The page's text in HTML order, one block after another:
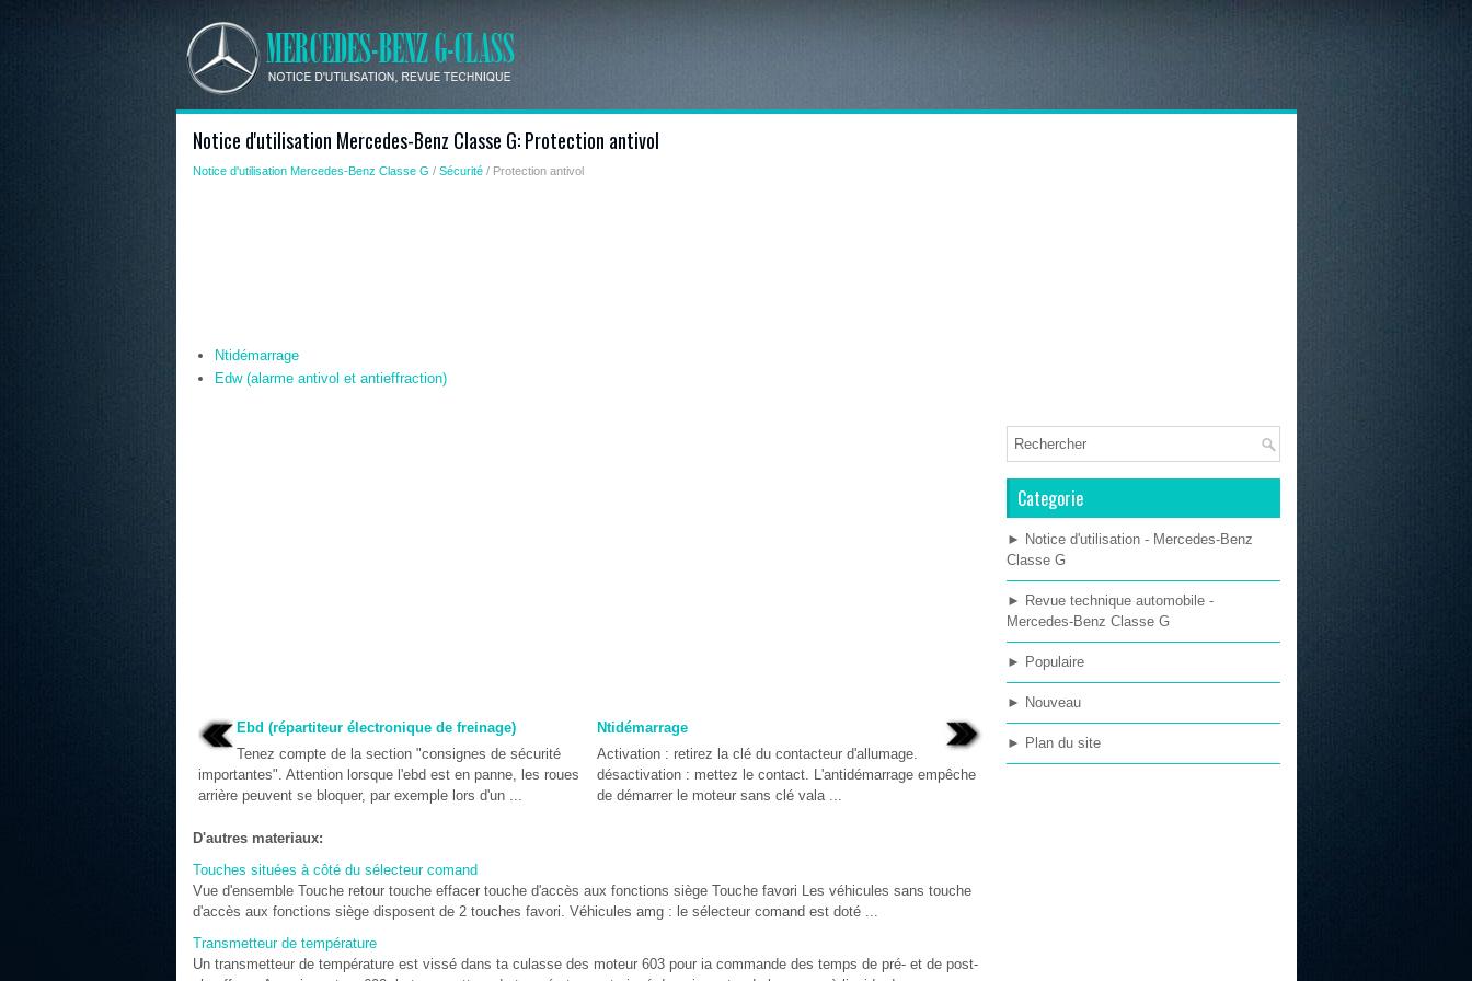
Notice d'utilisation Mercedes-Benz Classe G: Protection antivol
Notice d'utilisation Mercedes-Benz Classe G / Sécurité/ Protection antivol
Ntidémarrage
Edw (alarme antivol et antieffraction)
Ebd (répartiteur électronique de freinage)
Tenez compte de la section "consignes de sécurité
importantes". Attention lorsque l'ebd est en panne, les roues
arrière peuvent se bloquer, par exemple lors d'un ...
Ntidémarrage
Activation : retirez la clé du contacteur d'allumage.
désactivation : mettez le contact. L'antidémarrage empêche
de démarrer le moteur sans clé vala ...
D'autres materiaux:
Touches situées à côté du sélecteur comand
Vue d'ensemble Touche retour touche effacer touche d'accès aux fonctions siège Touche favori Les véhicules sans touche
d'accès aux fonctions siège disposent de 2 touches favori. Véhicules amg : le sélecteur comand est doté ...
Transmetteur de température
Un transmetteur de température est vissé dans ta culasse des moteur 603 pour ia commande des temps de pré- et de post-
Categorie
► Notice d'utilisation - Mercedes-Benz
Classe G
► Revue technique automobile -
Mercedes-Benz Classe G
► Populaire
► Nouveau
► Plan du site